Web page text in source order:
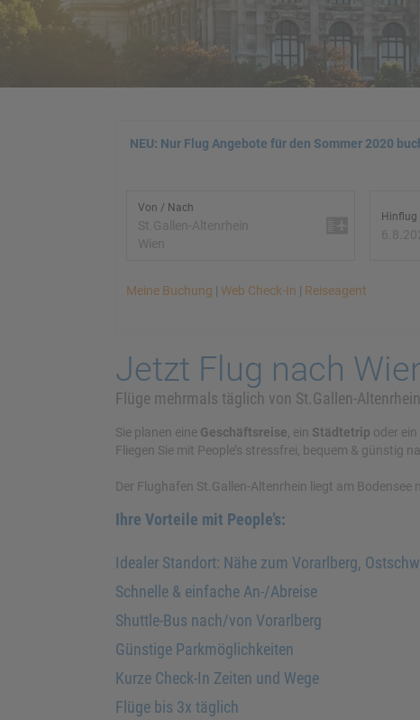
NEU: Nur Flug Angebote für den Sommer 2020
Von / Nach
St.Gallen-Altenrhein
Wien
Hinflug
Meine Buchung | Web Check-In | Reiseagent
Jetzt Flug nach
Flüge mehrmals täglich von St.Gallen-
Sie planen eine Geschäftsreise, ein Städtetrip oder
Fliegen Sie mit People’s stressfrei, bequem & günstig
Der Flughafen St.Gallen-Altenrhein liegt am
Ihre Vorteile mit People’s:
Idealer Standort: Nähe zum Vorarlberg,
Schnelle & einfache An-/Abreise
Shuttle-Bus nach/von Vorarlberg
Günstige Parkmöglichkeiten
Kurze Check-In Zeiten und Wege
Flüge bis 3x täglich